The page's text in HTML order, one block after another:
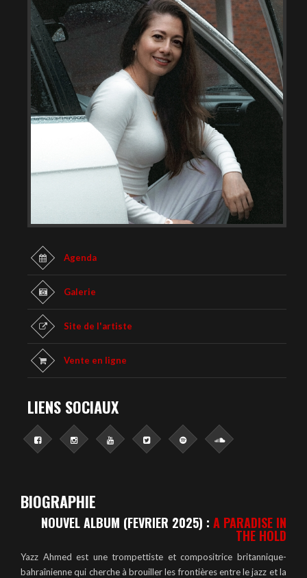
Agenda
Galerie
Site de l'artiste
Vente en ligne
LIENS SOCIAUX
BIOGRAPHIE
NOUVEL ALBUM (FEVRIER 2025) : A PARADISE IN
THE HOLD
Yazz Ahmed est une trompettiste et compositrice britannique-
bahraînienne qui cherche à brouiller les frontières entre le jazz et la